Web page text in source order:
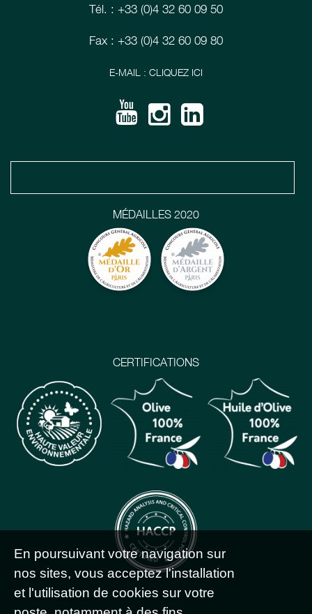
CERTIFICATIONS
MÉDAILLES 2020
Tél. : +33 (0)4 32 60 09 50
Fax : +33 (0)4 32 60 09 80
E-MAIL : CLIQUEZ ICI
En poursuivant votre navigation sur
nos sites, vous acceptez l'installation
et l'utilisation de cookies sur votre